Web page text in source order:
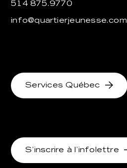
514 875.9770
info@quartierjeunesse.com
Services Québec
S’inscrire à l’infolettre